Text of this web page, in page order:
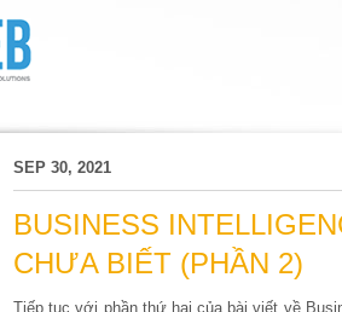
SEP 30, 2021
BUSINESS
CHƯA BIẾT (PHẦN 2)
Tiếp tục với phần thứ hai của bài viết về